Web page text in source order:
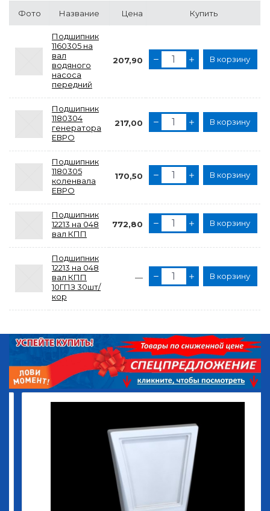
Фото Название Цена Купить
Подшипник
1160305 на
вал
водяного
насоса
передний
207,90 В корзину
Подшипник
1180304
генератора
ЕВРО
217,00 В корзину
Подшипник
1180305
коленвала
ЕВРО
170,50 В корзину
Подшипник
12213 на 048
вал КПП
772,80 В корзину
Подшипник
12213 на 048
вал КПП
10ГПЗ 30шт/
кор
— В корзину